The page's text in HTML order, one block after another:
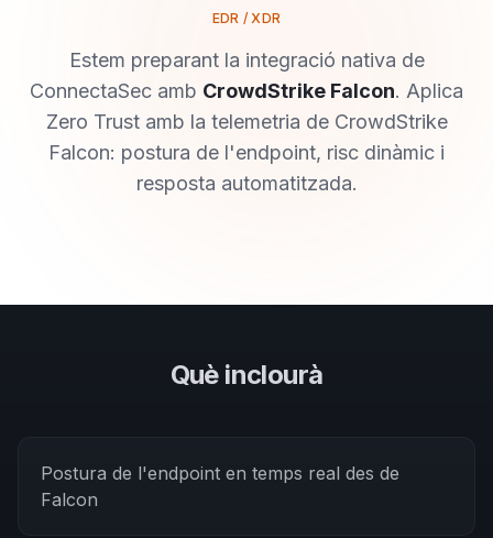
EDR / XDR
Estem preparant la integració nativa de
ConnectaSec amb CrowdStrike Falcon. Aplica
Zero Trust amb la telemetria de CrowdStrike
Falcon: postura de l'endpoint, risc dinàmic i
resposta automatitzada.
Què inclourà
Postura de l'endpoint en temps real des de
Falcon